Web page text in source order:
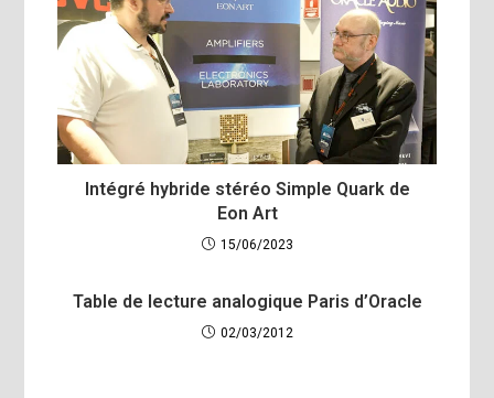
Intégré hybride stéréo Simple Quark de
Eon Art
15/06/2023
Table de lecture analogique Paris d’Oracle
02/03/2012